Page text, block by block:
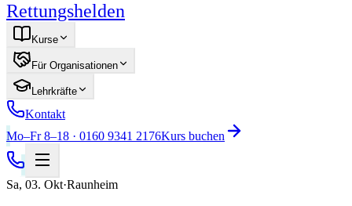
Rettungshelden
Kurse
Für Organisationen
Lehrkräfte
Kontakt
Mo–Fr 8–18 · 0160 9341 2176Kurs buchen
Sa, 03. Okt·Raunheim